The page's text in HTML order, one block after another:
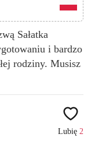
Sałatka
i bardzo
rodziny. Musisz
Lubię 2